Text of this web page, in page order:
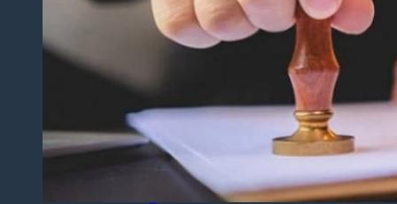
Chính
Thuật
Hợp
Đồng